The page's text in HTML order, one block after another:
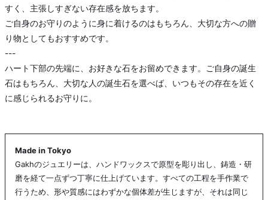
すく、主張しすぎない存在感を放ちます。
ご自身のお守りのように身に着けるのはもちろん、大切な方への贈
り物としてもおすすめです。
---
ハート下部の先端に、お好きな石をお留めできます。ご自身の誕生
石はもちろん、大切な人の誕生石を選べば、いつもその存在を近く
に感じられるお守りに。
1月 ガーネット： 一途な愛、実りの象徴
2月 アメシスト： 真実の愛と、心のやすらぎ
3月 アクアマリン： 幸福な未来への船出
Made in Tokyo
Gakhのジュエリーは、ハンドワックスで原型を彫り出し、鋳造・研
磨を経て一点ずつ丁寧に仕上げています。すべての工程を手作業で
行うため、形や質感にはわずかな個体差が生じますが、それは同じ